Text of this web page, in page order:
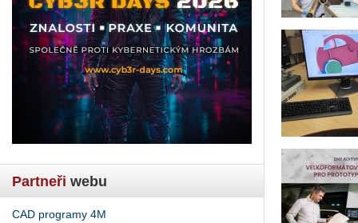
Partneři webu
CAD programy 4M